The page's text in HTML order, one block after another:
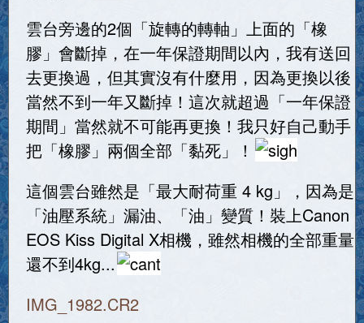
雲台旁邊的2個「旋轉的轉軸」上面的「橡
膠」會斷掉，在一年保證期間以內，我有送回
去更換過，但其實沒有什麼用，因為更換以後
當然不到一年又斷掉！這次就超過「一年保證
期間」當然就不可能再更換！我只好自己動手
把「橡膠」兩個全部「黏死」！
這個雲台雖然是「最大耐荷重 4 kg」，因為是
「油壓系統」漏油、「油」變質！裝上Canon
EOS Kiss Digital X相機，雖然相機的全部重量
還不到4kg...
IMG_1982.CR2